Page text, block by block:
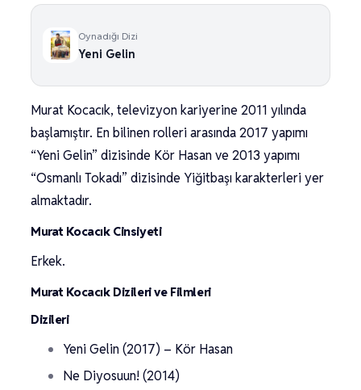
Oynadığı Dizi
Yeni Gelin
Murat Kocacık, televizyon kariyerine 2011 yılında
başlamıştır. En bilinen rolleri arasında 2017 yapımı
“Yeni Gelin” dizisinde Kör Hasan ve 2013 yapımı
“Osmanlı Tokadı” dizisinde Yiğitbaşı karakterleri yer
almaktadır.
Murat Kocacık Cinsiyeti
Erkek.
Murat Kocacık Dizileri ve Filmleri
Dizileri
Yeni Gelin (2017) – Kör Hasan
Ne Diyosuun! (2014)